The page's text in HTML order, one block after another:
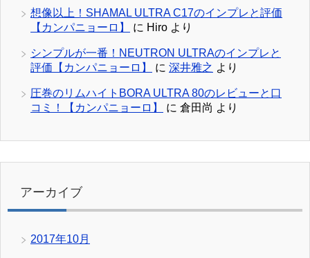
想像以上！SHAMAL ULTRA C17のインプレと評価
【カンパニョーロ】
に Hiro より
シンプルが一番！NEUTRON ULTRAのインプレと
評価【カンパニョーロ】
に 深井雅之 より
圧巻のリムハイトBORA ULTRA 80のレビューと口
コミ！【カンパニョーロ】
に 倉田尚 より
アーカイブ
2017年10月